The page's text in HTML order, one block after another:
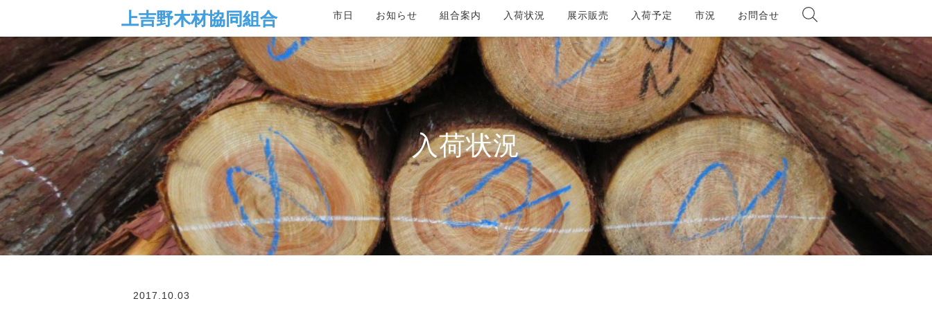
市日 お知らせ 組合案内 入荷状況 展示販売 入荷予定 市況 お問合せ
入荷状況
2017.10.03